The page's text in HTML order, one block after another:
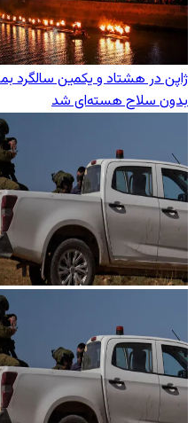
ژاپن در هشتاد و یکمین سالگرد
بدون سلاح هسته‌ای شد